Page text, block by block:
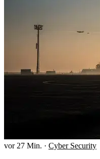
vor 27 Min. · Cyber Security